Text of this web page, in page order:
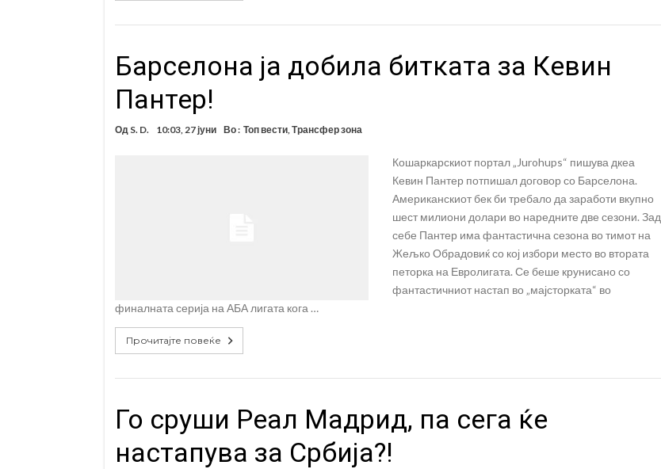
Барселона ја добила битката за Кевин
Пантер!
Од S. D. 10:03, 27 јуни Во : Топ вести, Трансфер зона
Кошаркарскиот портал „Jurohups“ пишува дкеа
Кевин Пантер потпишал договор со Барселона.
Американскиот бек би требало да заработи вкупно
шест милиони долари во наредните две сезони. Зад
себе Пантер има фантастична сезона во тимот на
Жељко Обрадовиќ со кој избори место во втората
петорка на Евролигата. Се беше крунисано со
фантастичниот настап во „мајсторката“ во
финалната серија на АБА лигата кога …
Прочитајте повеќе
Го сруши Реал Мадрид, па сега ќе
настапува за Србија?!